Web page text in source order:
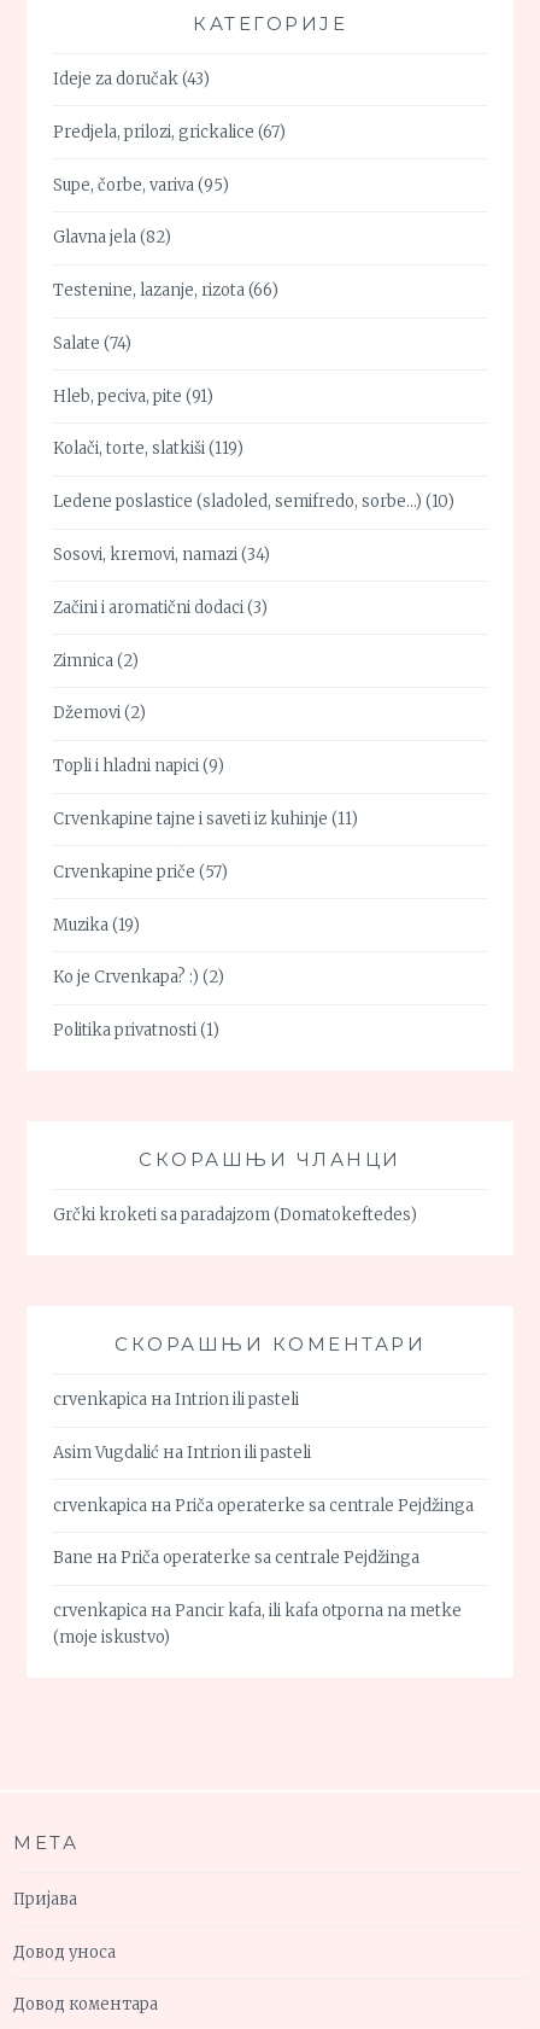
КАТЕГОРИЈЕ
Ideje za doručak(43)
Predjela, prilozi, grickalice (67)
Supe, čorbe, variva(95)
Glavna jela(82)
Testenine, lazanje, rizota(66)
Salate (74)
Hleb, peciva, pite (91)
Kolači, torte, slatkiši(119)
Ledene poslastice (sladoled, semifredo, sorbe…) (10)
Sosovi, kremovi, namazi(34)
Začini i aromatični dodaci(3)
Zimnica(2)
Džemovi(2)
Topli i hladni napici(9)
Crvenkapine tajne i saveti iz kuhinje (11)
Crvenkapine priče (57)
Muzika(19)
Ko je Crvenkapa? :) (2)
Politika privatnosti(1)
СКОРАШЊИ ЧЛАНЦИ
Grčki kroketi sa paradajzom (Domatokeftedes)
СКОРАШЊИ КОМЕНТАРИ
crvenkapica наIntrion ili pasteli
Asim Vugdalić наIntrion ili pasteli
crvenkapica наPriča operaterke sa centrale Pejdžinga
Bane наPriča operaterke sa centrale Pejdžinga
crvenkapica наPancir kafa, ili kafa otporna na metke
(moje iskustvo)
МЕТА
Пријава
Довод уноса
Довод коментара